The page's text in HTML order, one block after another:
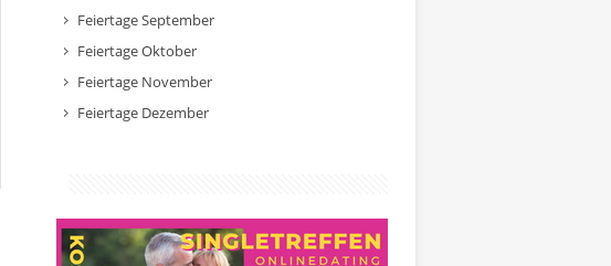
Feiertage September
Feiertage Oktober
Feiertage November
Feiertage Dezember